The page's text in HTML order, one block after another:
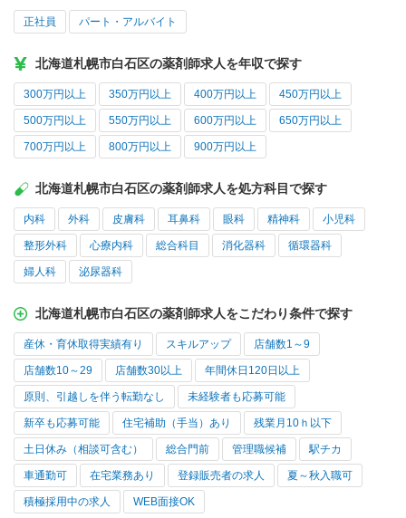
正社員 パート・アルバイト
北海道札幌市白石区の薬剤師求人を年収で探す
300万円以上 350万円以上 400万円以上 450万円以上
500万円以上 550万円以上 600万円以上 650万円以上
700万円以上 800万円以上 900万円以上
北海道札幌市白石区の薬剤師求人を処方科目で探す
内科 外科 皮膚科 耳鼻科 眼科 精神科 小児科
整形外科 心療内科 総合科目 消化器科 循環器科
婦人科 泌尿器科
北海道札幌市白石区の薬剤師求人をこだわり条件で探す
産休・育休取得実績有り スキルアップ 店舗数1～9
店舗数10～29 店舗数30以上 年間休日120日以上
原則、引越しを伴う転勤なし 未経験者も応募可能
新卒も応募可能 住宅補助（手当）あり 残業月10ｈ以下
土日休み（相談可含む） 総合門前 管理職候補 駅チカ
車通勤可 在宅業務あり 登録販売者の求人 夏～秋入職可
積極採用中の求人 WEB面接OK